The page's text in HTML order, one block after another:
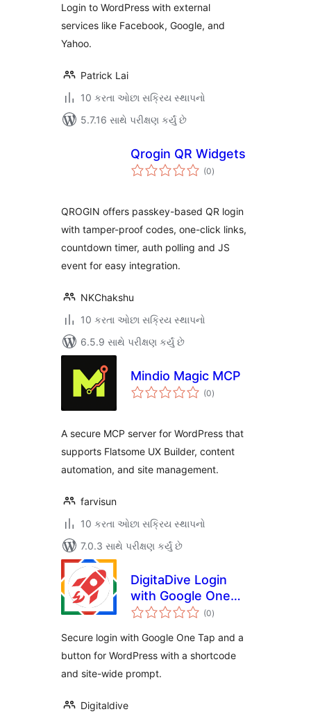
Login to WordPress with external
services like Facebook, Google, and
Yahoo.
Patrick Lai
10 કરતા ઓછા સક્રિય સ્થાપનો
5.7.16 સાથે પરીક્ષણ કર્યું છે
Qrogin QR Widgets
(0કુલ
રેટિંગ્સ
)
QROGIN offers passkey-based QR login
with tamper-proof codes, one-click links,
countdown timer, auth polling and JS
event for easy integration.
NKChakshu
10 કરતા ઓછા સક્રિય સ્થાપનો
6.5.9 સાથે પરીક્ષણ કર્યું છે
Mindio Magic MCP
(0કુલ
રેટિંગ્સ
)
A secure MCP server for WordPress that
supports Flatsome UX Builder, content
automation, and site management.
farvisun
10 કરતા ઓછા સક્રિય સ્થાપનો
7.0.3 સાથે પરીક્ષણ કર્યું છે
DigitaDive Login
with Google One
Tap
(0કુલ
રેટિંગ્સ
)
Secure login with Google One Tap and a
button for WordPress with a shortcode
and site-wide prompt.
Digitaldive